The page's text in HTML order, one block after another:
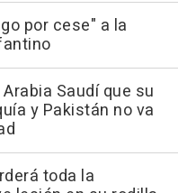
por cese" a la
Saudí que su
y Pakistán no va
toda la